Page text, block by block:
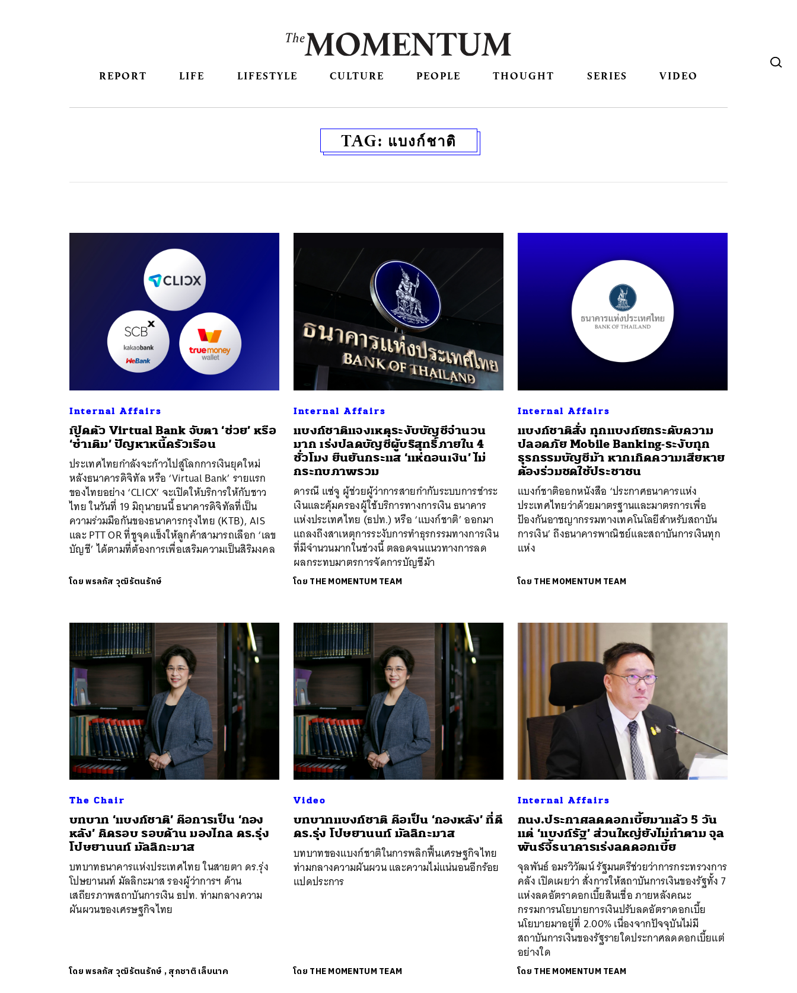
REPORT LIFE LIFESTYLE CULTURE PEOPLE THOUGHT SERIES VIDEO
TAG: แบงก์ชาติ
Internal Affairs
เปิดตัว Virtual Bank จับตา ‘ช่วย’ หรือ
‘ซ้ำเติม’ ปัญหาหนี้ครัวเรือน
ประเทศไทยกำลังจะก้าวไปสู่โลกการเงินยุคใหม่
หลังธนาคารดิจิทัล หรือ ‘Virtual Bank’ รายแรก
ของไทยอย่าง ‘CLICX’ จะเปิดให้บริการให้กับชาว
ไทย ในวันที่ 19 มิถุนายนนี้ ธนาคารดิจิทัลที่เป็น
ความร่วมมือกันของธนาคารกรุงไทย (KTB), AIS
และ PTT OR ที่ชูจุดแข็งให้ลูกค้าสามารถเลือก ‘เลข
บัญชี’ ได้ตามที่ต้องการเพื่อเสริมความเป็นสิริมงคล
โดยพรลภัส วุฒิรัตนรักษ์
Internal Affairs
แบงก์ชาติแจงเหตุระงับบัญชีจำนวน
มาก เร่งปลดบัญชีผู้บริสุทธิ์ภายใน 4
ชั่วโมง ยืนยันกระแส ‘แห่ถอนเงิน’ ไม่
กระทบภาพรวม
ดารณี แซ่จู ผู้ช่วยผู้ว่าการสายกำกับระบบการชำระ
เงินและคุ้มครองผู้ใช้บริการทางการเงิน ธนาคาร
แห่งประเทศไทย (ธปท.) หรือ ‘แบงก์ชาติ’ ออกมา
แถลงถึงสาเหตุการระงับการทำธุรกรรมทางการเงิน
ที่มีจำนวนมากในช่วงนี้ ตลอดจนแนวทางการลด
ผลกระทบมาตรการจัดการบัญชีม้า
โดย THE MOMENTUM TEAM
Internal Affairs
แบงก์ชาติสั่ง ทุกแบงก์ยกระดับความ
ปลอดภัย Mobile Banking-ระงับทุก
ธุรกรรมบัญชีม้า หากเกิดความเสียหาย
ต้องร่วมชดใช้ประชาชน
แบงก์ชาติออกหนังสือ ‘ประกาศธนาคารแห่ง
ประเทศไทยว่าด้วยมาตรฐานและมาตรการเพื่อ
ป้องกันอาชญากรรมทางเทคโนโลยีสำหรับสถาบัน
การเงิน’ ถึงธนาคารพาณิชย์และสถาบันการเงินทุก
แห่ง
โดย THE MOMENTUM TEAM
The Chair
บทบาท ‘แบงก์ชาติ’ คือการเป็น ‘กอง
หลัง’ คิดรอบ รอบด้าน มองไกล ดร.รุ่ง
โปษยานนท์ มัลลิกะมาส
บทบาทธนาคารแห่งประเทศไทย ในสายตา ดร.รุ่ง
โปษยานนท์ มัลลิกะมาส รองผู้ว่าการฯ ด้าน
เสถียรภาพสถาบันการเงิน ธปท. ท่ามกลางความ
ผันผวนของเศรษฐกิจไทย
โดยพรลภัส วุฒิรัตนรักษ์ ,สุภชาติ เล็บนาค
Video
บทบาทแบงก์ชาติ คือเป็น ‘กองหลัง’ ที่ดี
ดร.รุ่ง โปษยานนท์ มัลลิกะมาส
บทบาทของแบงก์ชาติในการพลิกฟื้นเศรษฐกิจไทย
ท่ามกลางความผันผวน และความไม่แน่นอนอีกร้อย
แปดประการ
โดย THE MOMENTUM TEAM
Internal Affairs
กนง.ประกาศลดดอกเบี้ยมาแล้ว 5 วัน
แต่ ‘แบงก์รัฐ’ ส่วนใหญ่ยังไม่ทำตาม จุล
พันธ์จี้ธนาคารเร่งลดดอกเบี้ย
จุลพันธ์ อมรวิวัฒน์ รัฐมนตรีช่วยว่าการกระทรวงการ
คลัง เปิดเผยว่า สั่งการให้สถาบันการเงินของรัฐทั้ง 7
แห่งลดอัตราดอกเบี้ยสินเชื่อ ภายหลังคณะ
กรรมการนโยบายการเงินปรับลดอัตราดอกเบี้ย
นโยบายมาอยู่ที่ 2.00% เนื่องจากปัจจุบันไม่มี
สถาบันการเงินของรัฐรายใดประกาศลดดอกเบี้ยแต่
อย่างใด
โดย THE MOMENTUM TEAM